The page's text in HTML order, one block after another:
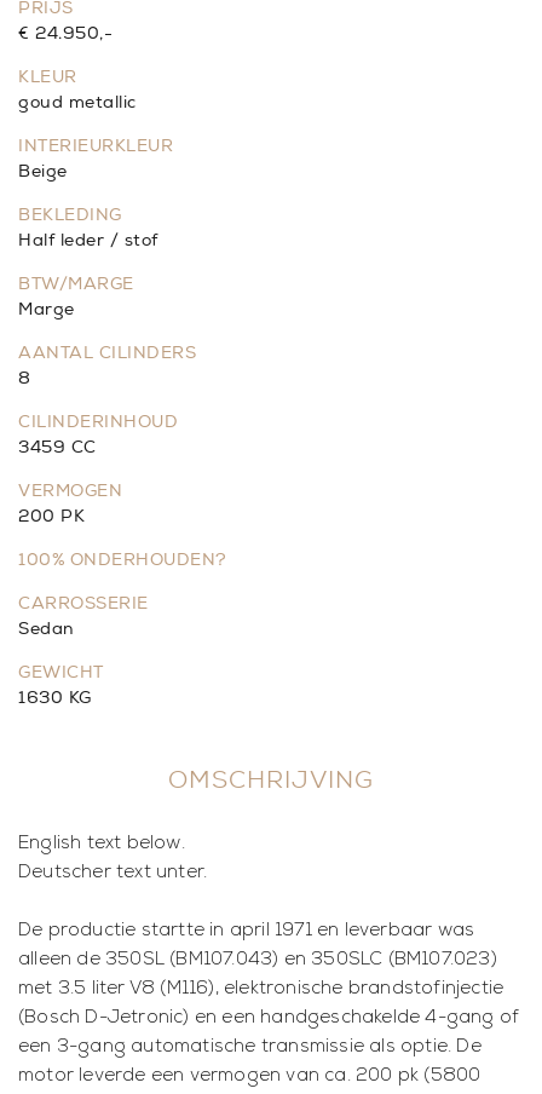
PRIJS
€ 24.950,-
KLEUR
goud metallic
INTERIEURKLEUR
Beige
BEKLEDING
Half leder / stof
BTW/MARGE
Marge
AANTAL CILINDERS
8
CILINDERINHOUD
3459 CC
VERMOGEN
200 PK
100% ONDERHOUDEN?
CARROSSERIE
Sedan
GEWICHT
1630 KG
OMSCHRIJVING
English text below.
Deutscher text unter.
De productie startte in april 1971 en leverbaar was
alleen de 350SL (BM107.043) en 350SLC (BM107.023)
met 3.5 liter V8 (M116), elektronische brandstofinjectie
(Bosch D-Jetronic) en een handgeschakelde 4-gang of
een 3-gang automatische transmissie als optie. De
motor leverde een vermogen van ca. 200 pk (5800